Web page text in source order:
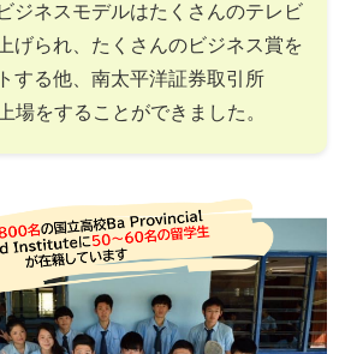
ジネスモデルはたくさんのテレビ
げられ、たくさんのビジネス賞を
する他、南太平洋証券取引所
場をすることができました。